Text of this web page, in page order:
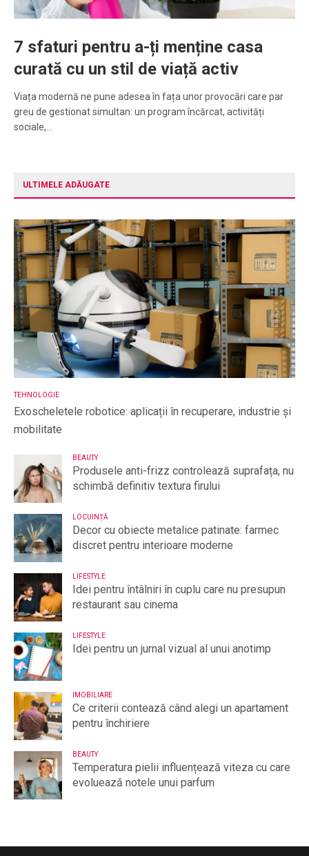
7 sfaturi pentru a-ți menține casa
curată cu un stil de viață activ
Viața modernă ne pune adesea în fața unor provocări care par
greu de gestionat simultan: un program încărcat, activități
sociale,…
ULTIMELE ADĂUGATE
TEHNOLOGIE
Exoscheletele robotice: aplicații în recuperare, industrie și
mobilitate
BEAUTY
Produsele anti-frizz controlează suprafața, nu
schimbă definitiv textura firului
LOCUINȚĂ
Decor cu obiecte metalice patinate: farmec
discret pentru interioare moderne
LIFESTYLE
Idei pentru întâlniri în cuplu care nu presupun
restaurant sau cinema
LIFESTYLE
Idei pentru un jurnal vizual al unui anotimp
IMOBILIARE
Ce criterii contează când alegi un apartament
pentru închiriere
BEAUTY
Temperatura pielii influențează viteza cu care
evoluează notele unui parfum